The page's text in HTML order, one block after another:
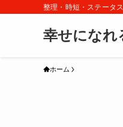
整理・時短・ステータ
幸せになれ
ホーム